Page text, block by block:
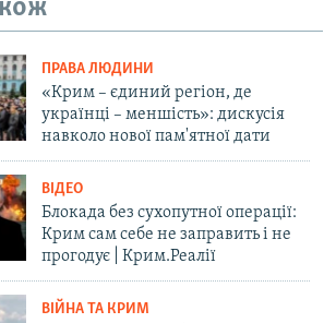
ПРАВА ЛЮДИНИ
«Крим – єдиний регіон, де
українці – меншість»: дискусія
навколо нової пам'ятної дати
ВІДЕО
Блокада без сухопутної операції:
Крим сам себе не заправить і не
прогодує | Крим.Реалії
ВІЙНА ТА КРИМ